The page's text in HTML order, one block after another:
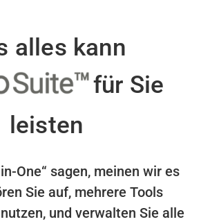
alles kann
für Sie
leisten
One“ sagen, meinen wir es
Sie auf, mehrere Tools
und verwalten Sie alle